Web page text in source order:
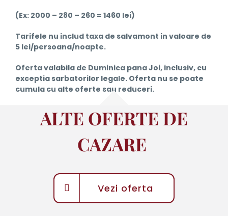
(Ex: 2000 – 280 – 260 = 1460 lei)
Tarifele nu includ taxa de salvamont in valoare de
5 lei/persoana/noapte.
Oferta valabila de Duminica pana Joi, inclusiv, cu
exceptia sarbatorilor legale. Oferta nu se poate
cumula cu alte oferte sau reduceri.
ALTE OFERTE DE
CAZARE
Vezi oferta